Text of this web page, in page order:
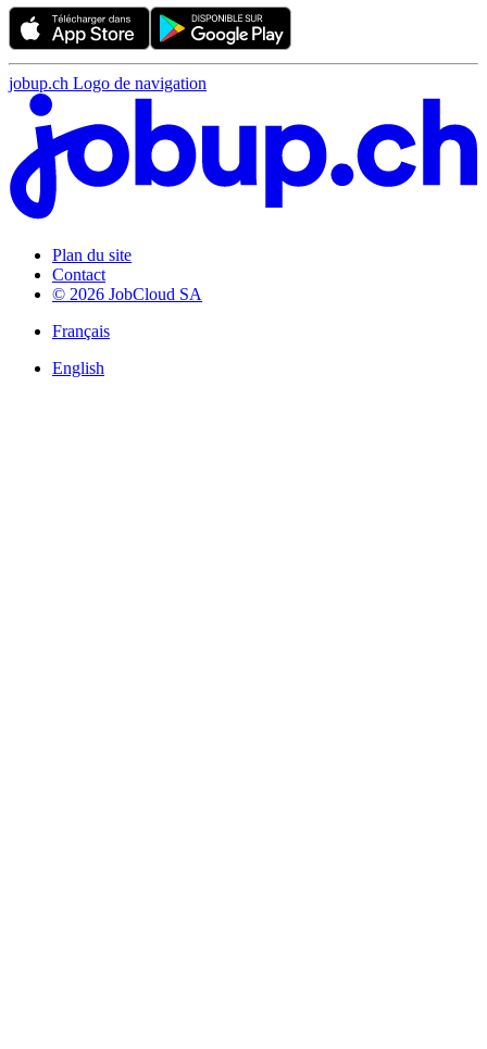
jobup.ch Logo de navigation
Plan du site
Contact
© 2026 JobCloud SA
Français
English